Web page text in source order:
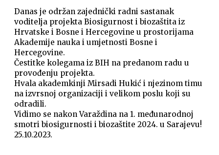
Danas je održan zajednički radni sastanak
voditelja projekta Biosigurnost i biozaštita iz
Hrvatske i Bosne i Hercegovine u prostorijama
Akademije nauka i umjetnosti Bosne i
Hercegovine.
Čestitke kolegama iz BIH na predanom radu u
provođenju projekta.
Hvala akademkinji Mirsadi Hukić i njezinom timu
na izvrsnoj organizaciji i velikom poslu koji su
odradili.
Vidimo se nakon Varaždina na 1. međunarodnoj
smotri biosigurnosti i biozaštite 2024. u Sarajevu!
25.10.2023.